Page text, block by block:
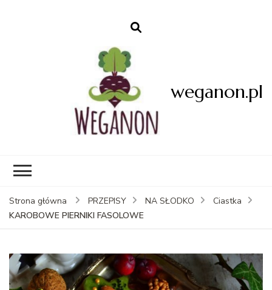
weganon.pl
Strona główna PRZEPISY NA SŁODKO
Ciastka
KAROBOWE PIERNIKI FASOLOWE